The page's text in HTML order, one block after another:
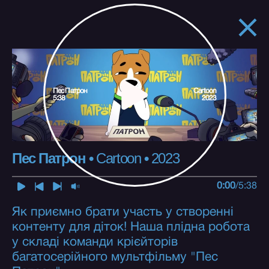
Пес Патрон
5:38
Cartoon
2023
Пес Патрон •Cartoon •2023
0:00/5:38
Як приємно брати участь у створенні
контенту для діток! Наша плідна робота
у складі команди крієйторів
багатосерійного мультфільму "Пес